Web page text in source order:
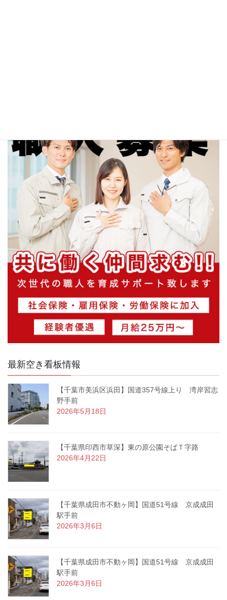
最新空き看板情報
【千葉市美浜区浜田】国道357号線上り 湾岸習志
野手前
2026年5月18日
【千葉県印西市草深】東の原公園そばＴ字路
2026年4月22日
【千葉県成田市不動ヶ岡】国道51号線 京成成田
駅手前
2026年3月6日
【千葉県成田市不動ヶ岡】国道51号線 京成成田
駅手前
2026年3月6日